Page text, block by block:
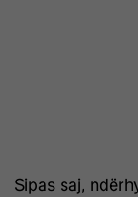
Sipas saj,